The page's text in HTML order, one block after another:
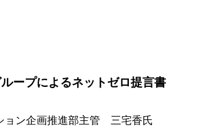
ープによるネットゼロ提言書
ョン企画推進部主管 三宅香氏